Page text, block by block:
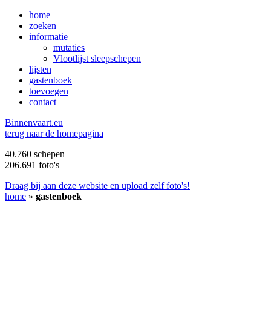
home
zoeken
informatie
mutaties
Vlootlijst sleepschepen
lijsten
gastenboek
toevoegen
contact
Binnenvaart.eu
terug naar de homepagina
40.760 schepen
206.691 foto's
Draag bij aan deze website en upload zelf foto's!
home » gastenboek